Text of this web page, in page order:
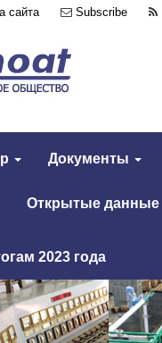
сайта Subscribe
Документы
Открытые данные
2023 года